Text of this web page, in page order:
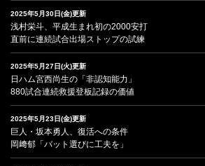
2025年5月30日(金)更新
浅村栄斗、平成生まれ初の2000安打
直前に連続試合出場ストップの試練
2025年5月27日(火)更新
日ハム宮西尚生の「非認知能力」
880試合連続救援登板記録の価値
2025年5月23日(金)更新
巨人・坂本勇人、復活への条件
岡﨑郁「バット選びに工夫を」